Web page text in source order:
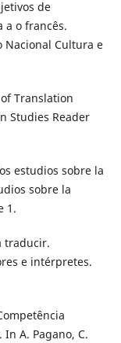
de
a o francês.
Nacional Cultura e
Translation
Studies Reader
estudios sobre la
sobre la
1.
traducir.
e intérpretes.
A. Pagano, C.